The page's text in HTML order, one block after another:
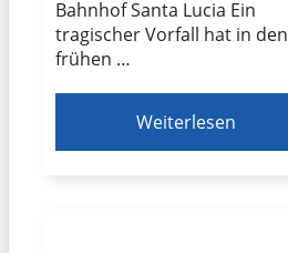
Bahnhof Santa Lucia Ein
tragischer Vorfall hat in den
frühen …
Weiterlesen